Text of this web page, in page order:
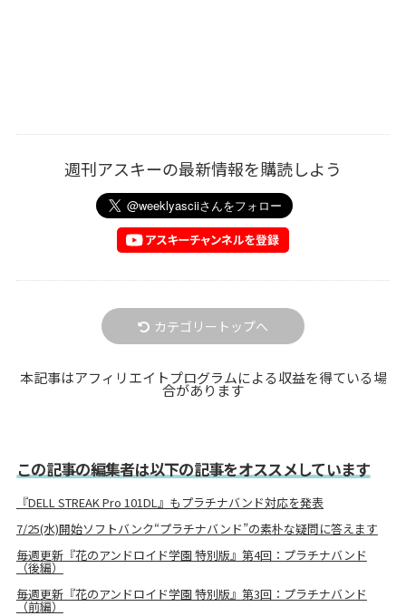
週刊アスキーの最新情報を購読しよう
カテゴリートップへ
本記事はアフィリエイトプログラムによる収益を得ている場
合があります
この記事の編集者は以下の記事をオススメしています
『DELL STREAK Pro 101DL』もプラチナバンド対応を発表
7/25(水)開始ソフトバンク“プラチナバンド”の素朴な疑問に答えます
毎週更新『花のアンドロイド学園 特別版』第4回：プラチナバンド
（後編）
毎週更新『花のアンドロイド学園 特別版』第3回：プラチナバンド
（前編）